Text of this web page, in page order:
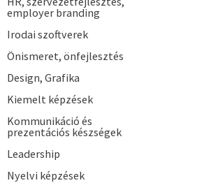
employer branding
Irodai szoftverek
Önismeret, önfejlesztés
Design, Grafika
Kiemelt képzések
Kommunikáció és
prezentációs készségek
Leadership
Nyelvi képzések